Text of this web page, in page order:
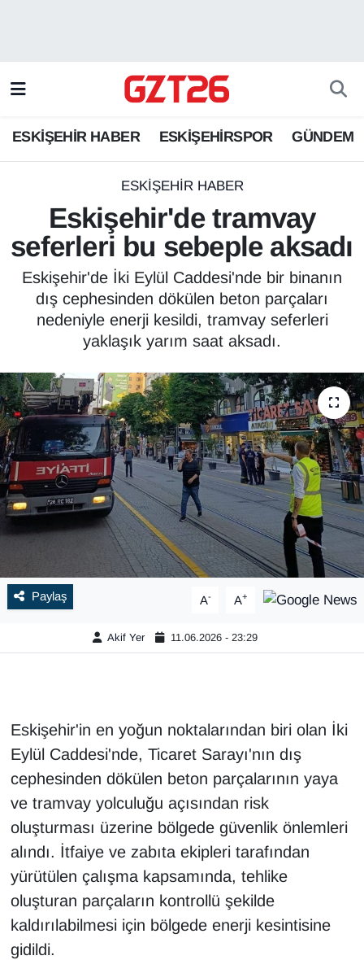
ESKİŞEHİR HABER ESKİŞEHİRSPOR GÜNDEM
ESKİŞEHİR HABER
Eskişehir'de tramvay
seferleri bu sebeple aksadı
Eskişehir'de İki Eylül Caddesi'nde bir binanın
dış cephesinden dökülen beton parçaları
nedeniyle enerji kesildi, tramvay seferleri
yaklaşık yarım saat aksadı.
Paylaş A- A+
Akif Yer 11.06.2026 - 23:29
Eskişehir'in en yoğun noktalarından biri olan İki
Eylül Caddesi'nde, Ticaret Sarayı'nın dış
cephesinden dökülen beton parçalarının yaya
ve tramvay yolculuğu açısından risk
oluşturması üzerine bölgede güvenlik önlemleri
alındı. İtfaiye ve zabıta ekipleri tarafından
yürütülen çalışma kapsamında, tehlike
oluşturan parçaların kontrollü şekilde
kaldırılabilmesi için bölgede enerji kesintisine
gidildi.
ESKİŞEHİRSPOR
GÜNDEM
Odunpazarı Trafik Yoğunluk Haritası
Süper Lig Puan Durumu ve Fikstür
Tüm Manşetler
Son Dakika Haberleri
Haber Arşivi